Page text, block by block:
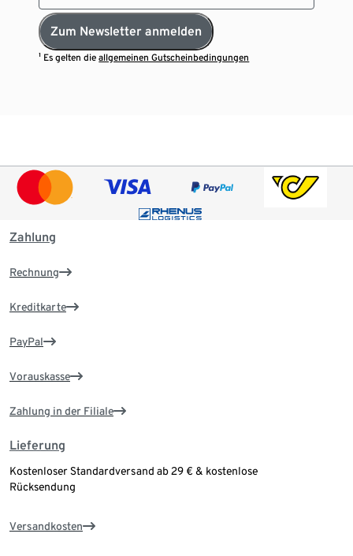
Zum Newsletter anmelden
¹ Es gelten dieallgemeinen Gutscheinbedingungen
Zahlung
Rechnung
Kreditkarte
PayPal
Vorauskasse
Zahlung in der Filiale
Lieferung
Kostenloser Standardversand ab 29 € & kostenlose
Rücksendung
Versandkosten